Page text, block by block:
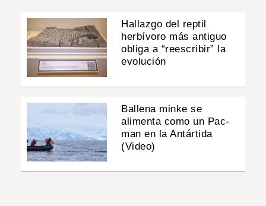
Hallazgo del reptil
herbívoro más antiguo
obliga a “reescribir” la
evolución
Ballena minke se
alimenta como un Pac-
man en la Antártida
(Video)